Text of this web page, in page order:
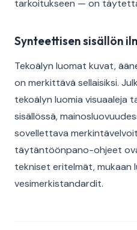
tarkoitukseen — on
Synteettisen sisällön
Tekoälyn luomat kuvat,
on merkittävä sellaisiksi.
tekoälyn luomia visuaaleja
sisällössä,
sovellettava
täytäntöönpano-ohjeet
tekniset eritelmät, mukaan
vesimerkistandardit.